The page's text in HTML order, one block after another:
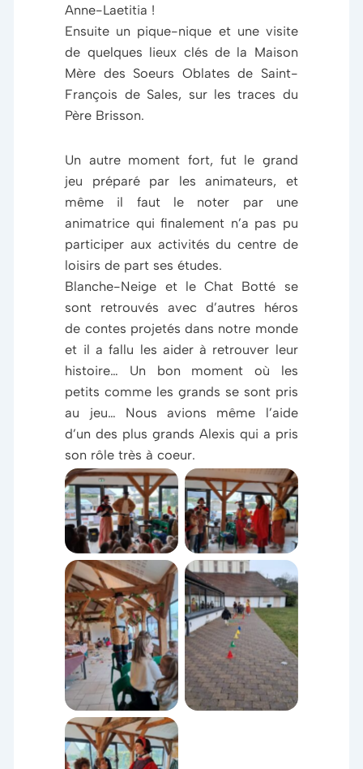
Anne-Laetitia !
Ensuite un pique-nique et une visite
de quelques lieux clés de la Maison
Mère des Soeurs Oblates de Saint-
François de Sales, sur les traces du
Père Brisson.
Un autre moment fort, fut le grand
jeu préparé par les animateurs, et
même il faut le noter par une
animatrice qui finalement n’a pas pu
participer aux activités du centre de
loisirs de part ses études.
Blanche-Neige et le Chat Botté se
sont retrouvés avec d’autres héros
de contes projetés dans notre monde
et il a fallu les aider à retrouver leur
histoire… Un bon moment où les
petits comme les grands se sont pris
au jeu… Nous avions même l’aide
d’un des plus grands Alexis qui a pris
son rôle très à coeur.
Arrivée de
Blanche-Neige
et du Chat
Botté
Découverte de
petit Chaperon
Rouge et du
vilain petit
canard et de
l’un des trois
petits cochons
Temps de pose
pour le chat
Botté qui ne
cesse de
s’admirer
Parcours sportif
du vilain petit
canard
Danse de joie